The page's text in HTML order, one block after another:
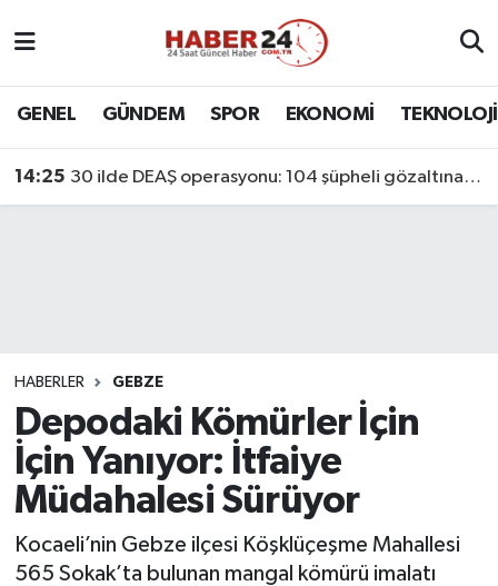
GENEL GÜNDEM SPOR EKONOMİ TEKNOLOJİ
14:25 30 ilde DEAŞ operasyonu: 104 şüpheli gözaltına alındı
HABERLER GEBZE
Depodaki Kömürler İçin
İçin Yanıyor: İtfaiye
Müdahalesi Sürüyor
Kocaeli’nin Gebze ilçesi Köşklüçeşme Mahallesi
565 Sokak’ta bulunan mangal kömürü imalatı
Nöbetçi Eczaneler
Son Dakika Haberleri
Haber Arşivi